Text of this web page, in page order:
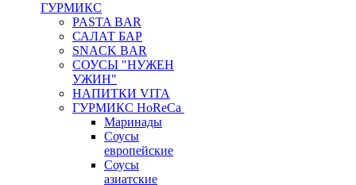
ГУРМИКС
PASTA BAR
САЛАТ БАР
SNACK BAR
СОУСЫ "НУЖЕН
УЖИН"
НАПИТКИ VITA
ГУРМИКС HoReCa
Маринады
Соусы
европейские
Соуcы
азиатские